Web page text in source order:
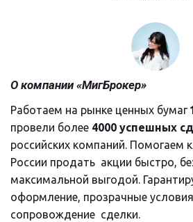
О компании «МигБрокер»
Работаем на рынке ценных бумаг
провели более 4000 успешных
российских компаний. Помогаем
России продать  акции быстро,
максимальной выгодой.
оформление, прозрачные
сопровождение  сделки.